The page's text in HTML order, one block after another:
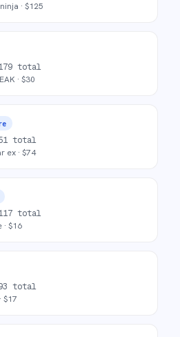
· $125
total
· $30
total
ex · $74
total
· $16
total
· $17